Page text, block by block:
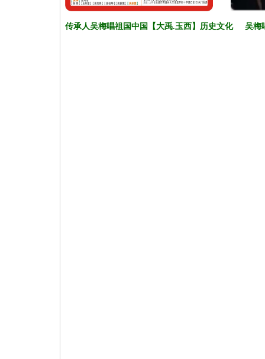
传承人吴梅唱祖国中国【大禹.玉西】历史文化..... 吴梅